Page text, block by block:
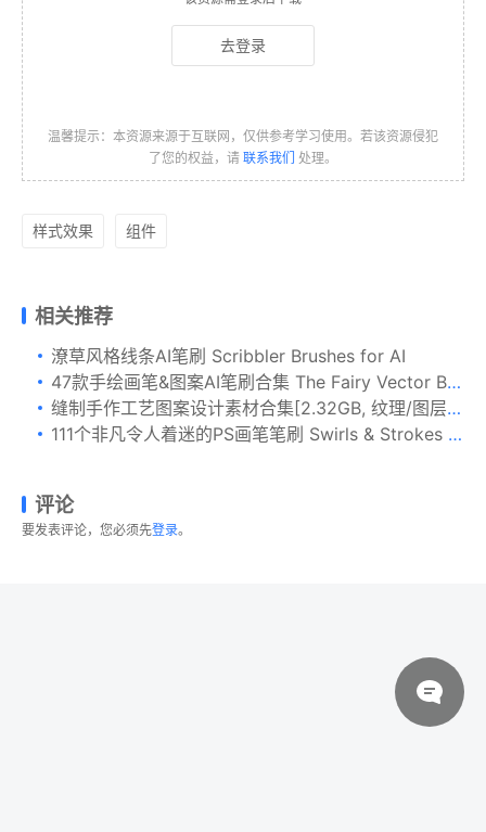
去登录
温馨提示：本资源来源于互联网，仅供参考学习使用。若该资源侵犯
了您的权益，请 联系我们 处理。
样式效果 组件
相关推荐
潦草风格线条AI笔刷 Scribbler Brushes for AI
47款手绘画笔&图案AI笔刷合集 The Fairy Vector Brushes
缝制手作工艺图案设计素材合集[2.32GB, 纹理/图层样式/笔刷] Stitch Craft – Brushes Styles & More
111个非凡令人着迷的PS画笔笔刷 Swirls & Strokes Brushes Set
评论
要发表评论，您必须先登录。